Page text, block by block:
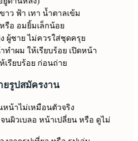
ว ฟ้า เทา น้ำตาลเข้ม
รือ อมยิ้มเล็กน้อย
ผู้ชาย ไม่ควรใส่ชุดครุย
ำผม ให้เรียบร้อย เปิดหน้า
เรียบร้อย ก่อนถ่าย
ยรูปสมัครงาน
น้าไม่เหมือนตัวจริง
นผิวเบลอ หน้าเปลี่ยน หรือ ดูไม่